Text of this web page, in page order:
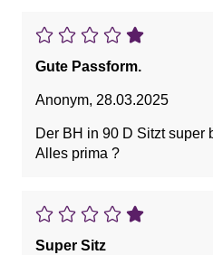
Gute Passform.
Anonym, 28.03.2025
Der BH in 90 D Sitzt super
Alles prima ?
Super Sitz